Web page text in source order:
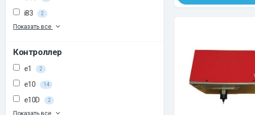
i83 2
Показать все
Контроллер
e1 2
e10 14
e10D 2